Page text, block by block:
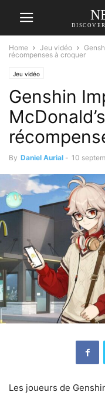
Home Jeu vidéo
récompenses à croquer
Jeu vidéo
Genshin
By Daniel Aurial - 10
Les joueurs de